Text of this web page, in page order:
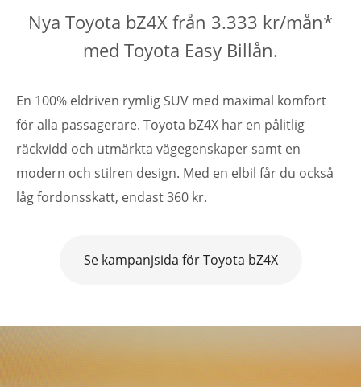
Nya Toyota bZ4X från 3.333 kr/mån*
med Toyota Easy Billån.
En 100% eldriven rymlig SUV med maximal komfort
för alla passagerare. Toyota bZ4X har en pålitlig
räckvidd och utmärkta vägegenskaper samt en
modern och stilren design. Med en elbil får du också
låg fordonsskatt, endast 360 kr.
Se kampanjsida för Toyota bZ4X